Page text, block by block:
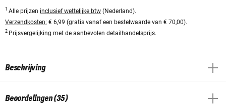
1 Alle prijzen inclusief wettelijke btw (Nederland).
Verzendkosten: € 6,99 (gratis vanaf een bestelwaarde van € 70,00).
2 Prijsvergelijking met de aanbevolen detailhandelsprijs.
Beschrijving
Beoordelingen (35)